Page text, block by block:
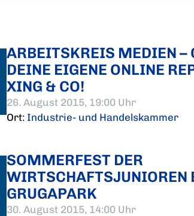
ARBEITSKREIS MEDIEN –
DEINE EIGENE ONLINE
XING & CO!
26. August 2015, 19:00 Uhr
Ort: Industrie- und Handelskammer
SOMMERFEST DER
WIRTSCHAFTSJUNIOREN
GRUGAPARK
30. August 2015, 14:00 Uhr